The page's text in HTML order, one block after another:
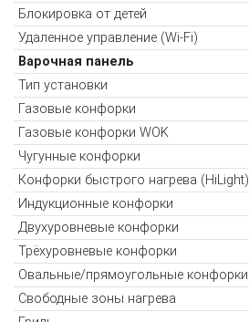
Блокировка от детей
Удаленное управление (Wi-Fi)
Варочная панель
Тип установки
Газовые конфорки
Газовые конфорки WOK
Чугунные конфорки
Конфорки быстрого нагрева (HiLight)
Индукционные конфорки
Двухуровневые конфорки
Трёхуровневые конфорки
Овальные/прямоугольные конфорки
Свободные зоны нагрева